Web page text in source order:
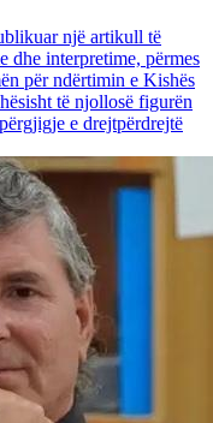
një artikull të
dhe interpretime, përmes
për ndërtimin e Kishës
të njollosë figurën
e drejtpërdrejtë